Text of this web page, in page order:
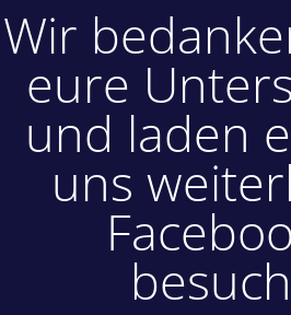
Wir
eure
und laden
uns